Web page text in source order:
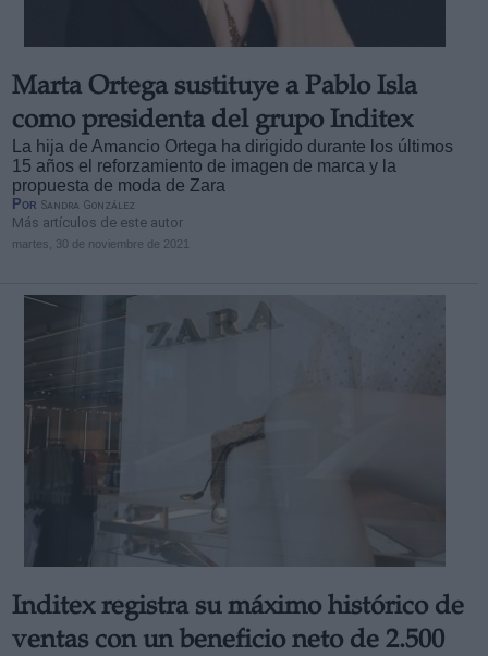
Marta Ortega sustituye a Pablo Isla
como presidenta del grupo Inditex
La hija de Amancio Ortega ha dirigido durante los últimos
15 años el reforzamiento de imagen de marca y la
propuesta de moda de Zara
Por Sandra González
Más artículos de este autor
martes, 30 de noviembre de 2021
Inditex registra su máximo histórico de
ventas con un beneficio neto de 2.500